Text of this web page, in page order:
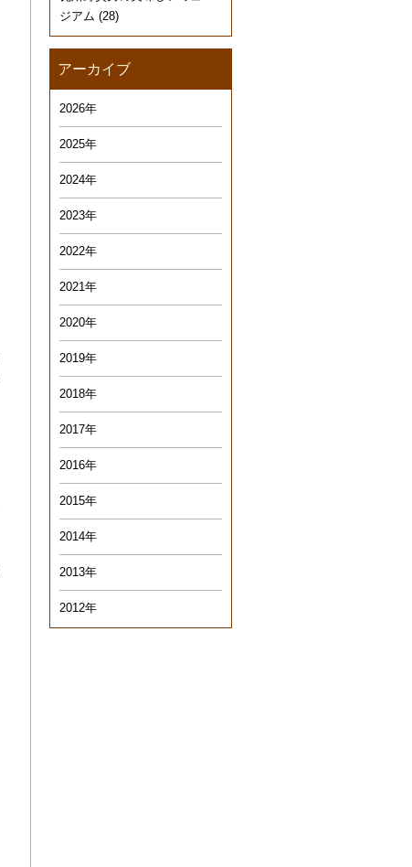
ジアム (28)
アーカイブ
2026年
2025年
2024年
2023年
2022年
2021年
2020年
2019年
2018年
2017年
2016年
2015年
2014年
2013年
2012年